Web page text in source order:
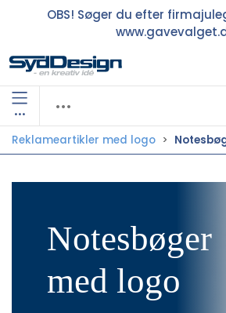
OBS! Søger du efter
•••
Reklameartikler med logo
Notesbøger
med logo